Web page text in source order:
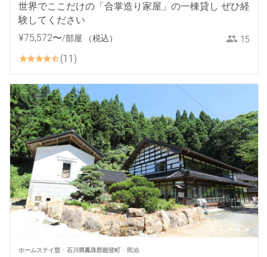
世界でここだけの「合掌造り家屋」の一棟貸し ぜひ経
験してください
¥75,572〜/部屋 （税込） 15
11
ホームステイ型 石川県鳳珠郡能登町 民泊